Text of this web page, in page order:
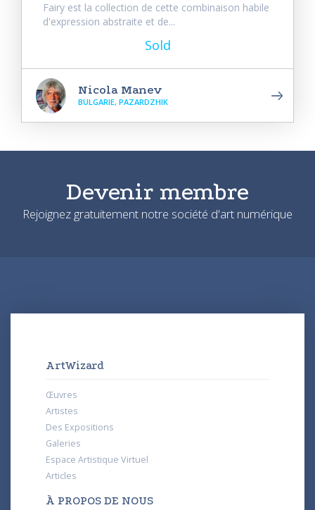
Fairy est la collection de cette combinaison habile
d'expression abstraite et de...
Sold
Nicola Manev
BULGARIE, PAZARDZHIK
Devenir membre
Rejoignez gratuitement notre société d'art numérique
ArtWizard
Œuvres
Artistes
Des Expositions
Galeries
Espace Artistique Virtuel
Articles
À PROPOS DE NOUS